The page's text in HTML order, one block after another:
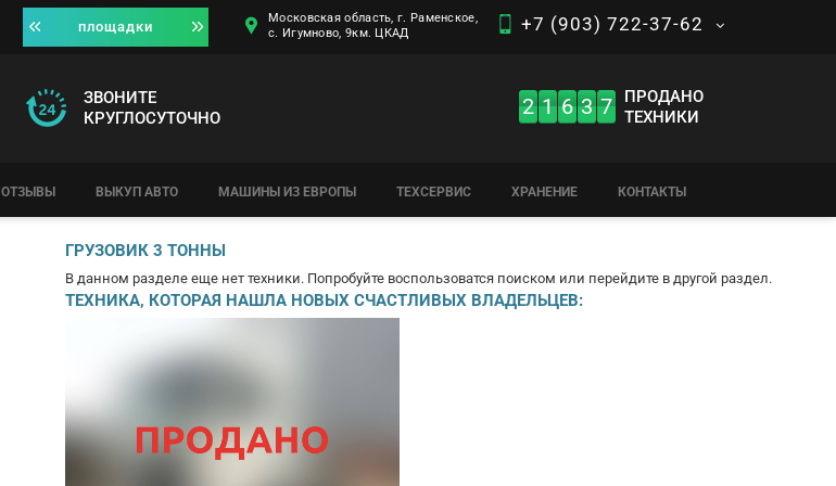
площадки
Московская область, г. Раменское,
с. Игумново, 9км. ЦКАД
+7 (903) 722-37-62
ЗВОНИТЕ
КРУГЛОСУТОЧНО
2 1 6 3 7
ПРОДАНО
ТЕХНИКИ
ОТЗЫВЫ ВЫКУП АВТО МАШИНЫ ИЗ ЕВРОПЫ ТЕХСЕРВИС ХРАНЕНИЕ КОНТАКТЫ
ГРУЗОВИК 3 ТОННЫ
В данном разделе еще нет техники. Попробуйте воспользоватся поиском или перейдите в другой раздел.
ТЕХНИКА, КОТОРАЯ НАШЛА НОВЫХ СЧАСТЛИВЫХ ВЛАДЕЛЬЦЕВ: